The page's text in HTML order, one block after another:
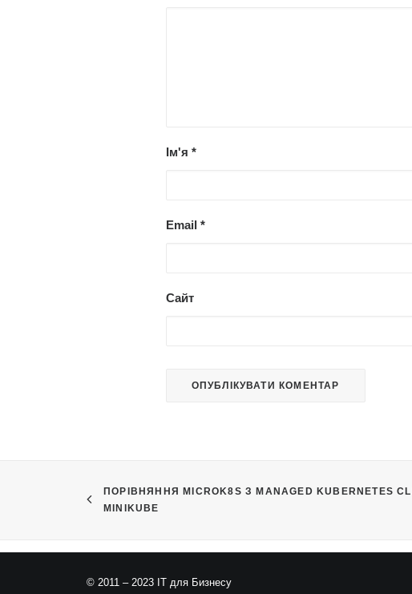
Ім'я *
Email *
Сайт
ПОРІВНЯННЯ MICROK8S З MANAGED KUBERNETES
MINIKUBE
© 2011 – 2023 ІТ для Бизнесу